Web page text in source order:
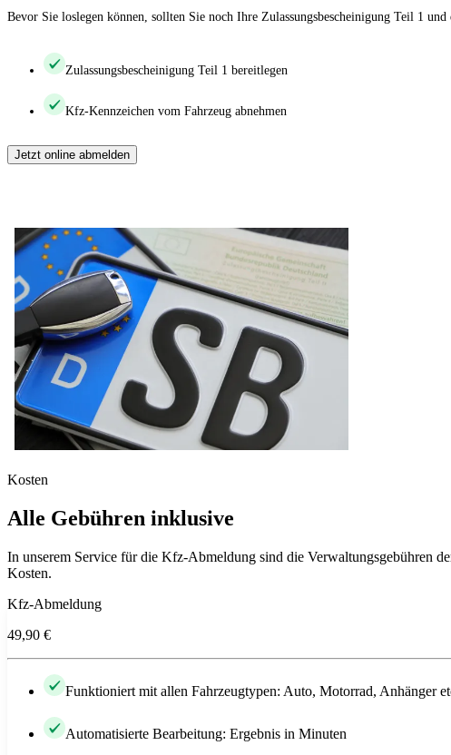
Bevor Sie loslegen können, sollten Sie noch Ihre Zulassungsbescheinigung Teil 1
Zulassungsbescheinigung Teil 1 bereitlegen
Kfz-Kennzeichen vom Fahrzeug abnehmen
Jetzt online abmelden
Kosten
Alle Gebühren inklusive
In unserem Service für die Kfz-Abmeldung sind die Verwaltungsgebühren
Kosten.
Kfz-Abmeldung
49,90 €
Funktioniert mit allen Fahrzeugtypen: Auto, Motorrad, Anhänger
Automatisierte Bearbeitung: Ergebnis in Minuten